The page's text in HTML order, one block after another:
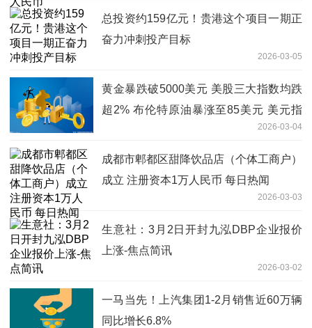
总投资约159亿元！贵港这个项目一期正
奋力冲刺投产目标
2026-03-05
黄金暴跌破5000美元 美股三大指数均跌
超2% 布伦特原油暴涨至85美元 美元指
2026-03-04
成都市郫都区甜降饮品店（个体工商户）
成立 注册资本1万人民币 每日热闻
2026-03-03
生意社：3月2日开封九泓DBP企业报价
上涨-焦点简讯
2026-03-02
一马当先！上汽集团1-2月销售近60万辆
同比增长6.8%